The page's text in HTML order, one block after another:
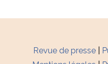
Revue de presse|